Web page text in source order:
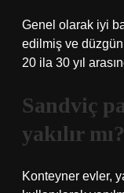
Genel olarak iyi
edilmiş ve
20 ila 30 yıl
Sandviç
yakılır mı?
Konteyner evler,